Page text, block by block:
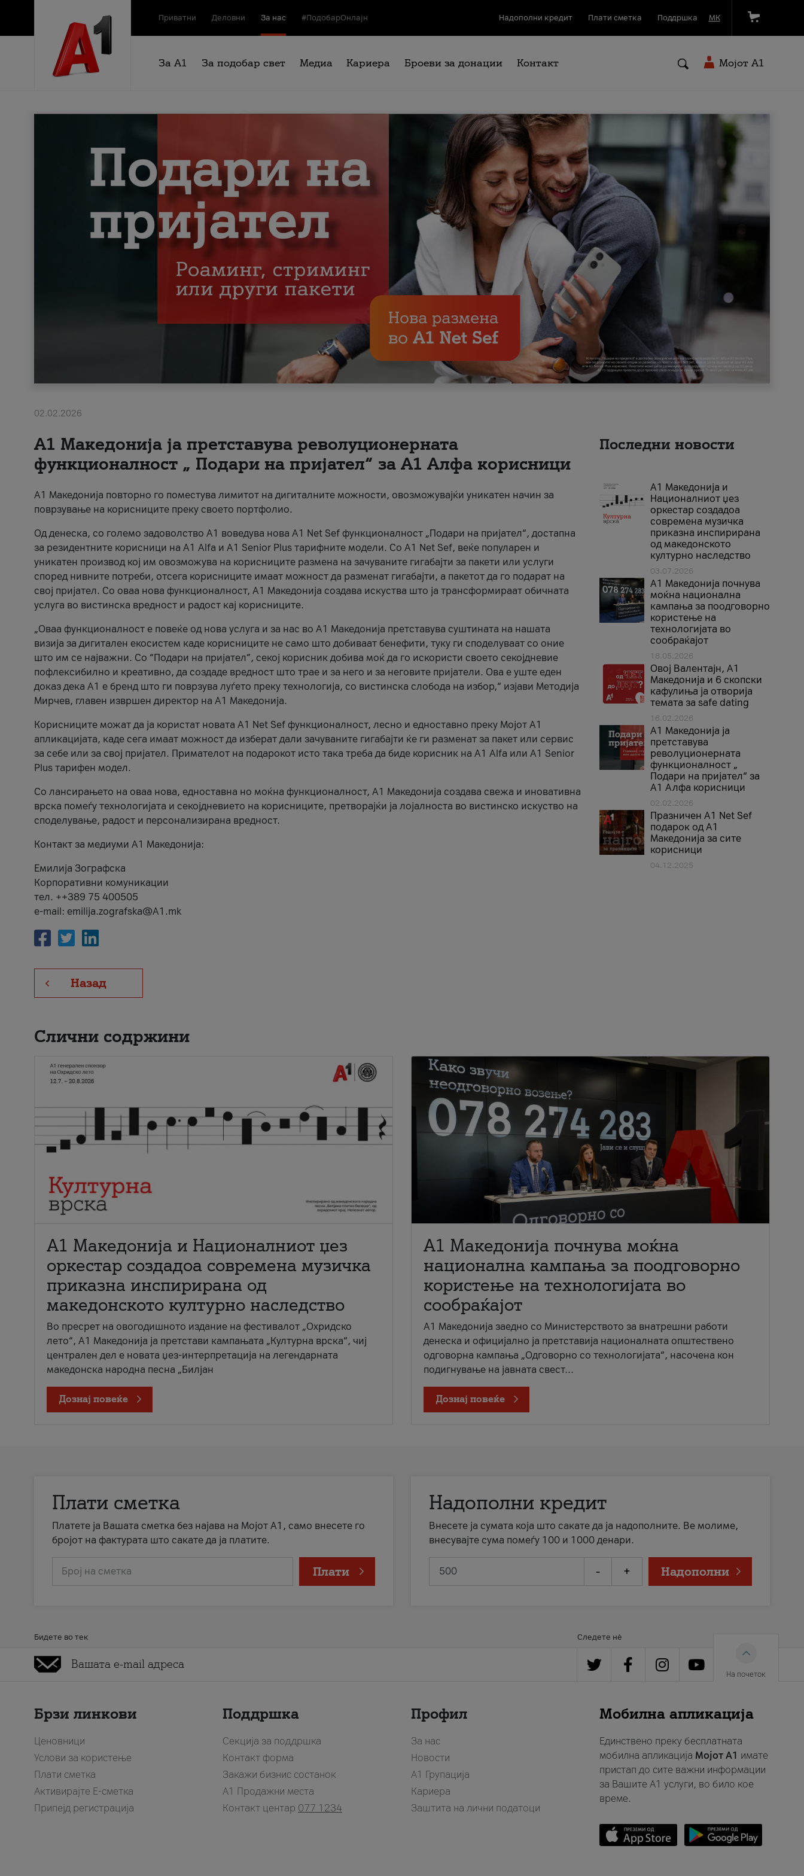
Приватни Деловни За нас #ПодобарОнлајн Надополни кредит Плати сметка Поддршка МК
За А1 За подобар свет Медиа Кариера Броеви за донации Контакт Мојот A1
02.02.2026
А1 Македонија ја претставува револуционерната
функционалност „ Подари на пријател“ за А1 Алфа корисници
А1 Македонија повторно го поместува лимитот на дигиталните можности, овозможувајќи уникатен начин за
поврзување на корисниците преку своето портфолио.
Од денеска, со големо задоволство А1 воведува нова A1 Net Sef функционалност „Подари на пријател“, достапна
за резидентните корисници на А1 Alfa и A1 Senior Plus тарифните модели. Со A1 Net Sef, веќе популарен и
уникатен производ кој им овозможува на корисниците размена на зачуваните гигабајти за пакети или услуги
според нивните потреби, отсега корисниците имаат можност да разменат гигабајти, а пакетот да го подарат на
свој пријател. Со оваа нова функционалност, А1 Македонија создава искуства што ја трансформираат обичната
услуга во вистинска вредност и радост кај корисниците.
„Оваа функционалност е повеќе од нова услуга и за нас во А1 Македонија претставува суштината на нашата
визија за дигитален екосистем каде корисниците не само што добиваат бенефити, туку ги споделуваат со оние
што им се најважни. Со “Подари на пријател”, секој корисник добива моќ да го искористи своето секојдневие
пофлексибилно и креативно, да создаде вредност што трае и за него и за неговите пријатели. Ова е уште еден
доказ дека А1 е бренд што ги поврзува луѓето преку технологија, со вистинска слобода на избор,“ изјави Методија
Мирчев, главен извршен директор на А1 Македонија.
Корисниците можат да ја користат новата А1 Net Sef функционалност, лесно и едноставно преку Мојот А1
апликацијата, каде сега имаат можност да изберат дали зачуваните гигабајти ќе ги разменат за пакет или сервис
за себе или за свој пријател. Примателот на подарокот исто така треба да биде корисник на А1 Alfa или A1 Senior
Plus тарифен модел.
Со лансирањето на оваа нова, едноставна но моќна функционалност, А1 Македонија создава свежа и иновативна
врска помеѓу технологијата и секојдневието на корисниците, претворајќи ја лојалноста во вистинско искуство на
споделување, радост и персонализирана вредност.
Контакт за медиуми А1 Македонија:
Емилија Зографска
Корпоративни комуникации
тел. ++389 75 400505
e-mail: emilija.zografska@A1.mk
Назад
Последни новости
А1 Македонија и
Националниот џез
оркестар создадоа
современа музичка
приказна инспирирана
од македонското
културно наследство
03.07.2026
A1 Македонија почнува
моќна национална
кампања за поодговорно
користење на
технологијата во
сообраќајот
18.05.2026
Овој Валентајн, A1
Македонија и 6 скопски
кафулиња ја отворија
темата за safe dating
16.02.2026
А1 Македонија ја
претставува
револуционерната
функционалност „
Подари на пријател“ за
А1 Алфа корисници
02.02.2026
Празничен A1 Net Sеf
подарок од А1
Македонија за сите
корисници
04.12.2025
Слични содржини
А1 Македонија и Националниот џез
оркестар создадоа современа музичка
приказна инспирирана од
македонското културно наследство
Во пресрет на овогодишното издание на фестивалот „Охридско
лето“, А1 Македонија ја претстави кампањата „Културна врска“, чиј
централен дел е новата џез-интерпретација на легендарната
македонска народна песна „Билјан
Дознај повеќе
A1 Македонија почнува моќна
национална кампања за поодговорно
користење на технологијата во
сообраќајот
A1 Македонија заедно со Министерството за внатрешни работи
денеска и официјално ја претставија националната општествено
одговорна кампања „Одговорно со технологијата“, насочена кон
подигнување на јавната свест...
Дознај повеќе
Плати сметка
Платете ја Вашата сметка без најава на Мојот А1, само внесете го
бројот на фактурата што сакате да ја платите.
Број на сметка Плати
Надополни кредит
Внесете ја сумата која што сакате да ја надополните. Ве молиме,
внесувајте сума помеѓу 100 и 1000 денари.
- + Надополни
Бидете во тек Следете нè
На почеток
Брзи линкови
Ценовници
Услови за користење
Плати сметка
Активирајте Е-сметка
Припејд регистрација
Поддршка
Секција за поддршка
Контакт форма
Закажи бизнис состанок
A1 Продажни места
Контакт центар 077 1234
Профил
За нас
Новости
А1 Групација
Кариера
Заштита на лични податоци
Мобилна апликација
Единствено преку бесплатната
мобилна апликација Мојот A1 имате
пристап до сите важни информации
за Вашите A1 услуги, во било кое
време.